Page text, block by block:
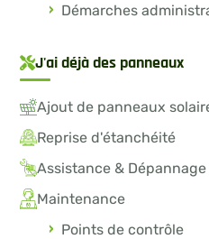
Démarches
J'ai déjà des panneaux
Ajout de panneaux
Reprise d'étanchéité
Assistance & Dépannage
Maintenance
Points de contrôle